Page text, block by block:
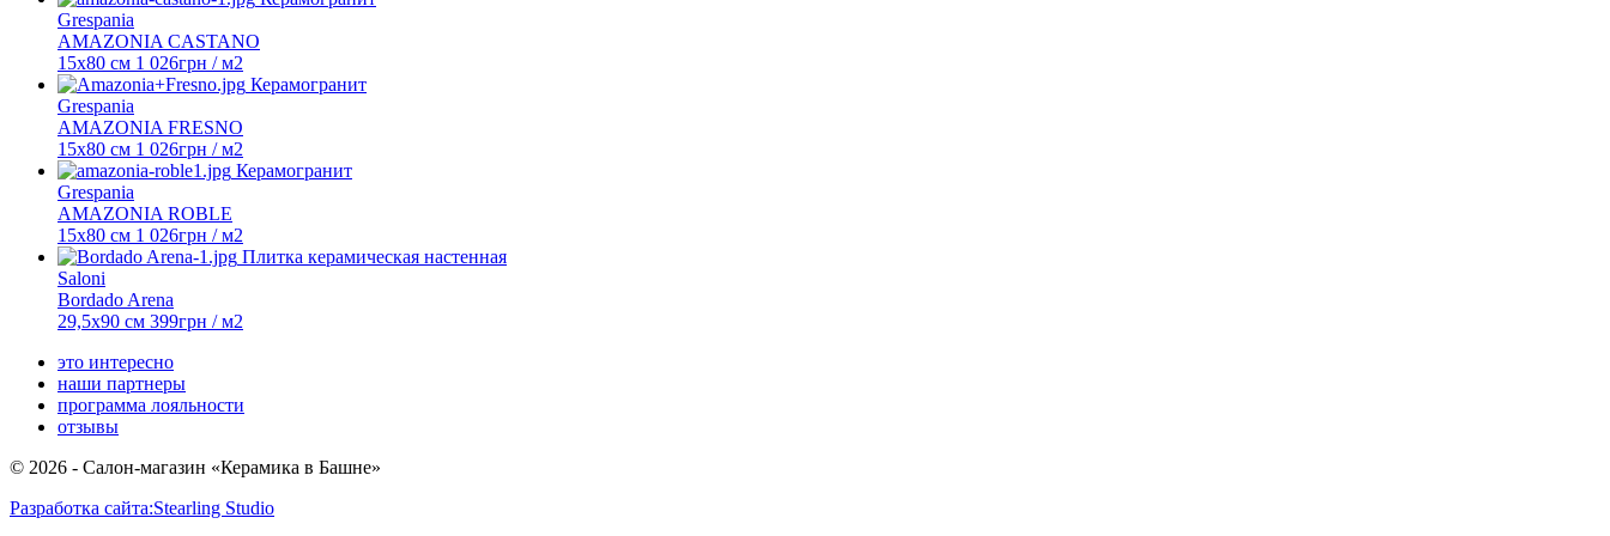
Grespania
AMAZONIA CASTANO
15x80 см 1 026грн / м2
Керамогранит
Grespania
AMAZONIA FRESNO
15x80 см 1 026грн / м2
Керамогранит
Grespania
AMAZONIA ROBLE
15x80 см 1 026грн / м2
Плитка керамическая настенная
Saloni
Bordado Arena
29,5х90 см 399грн / м2
это интересно
наши партнеры
программа лояльности
отзывы
© 2026 - Салон-магазин «Керамика в Башне»
Разработка сайта:Stearling Studio